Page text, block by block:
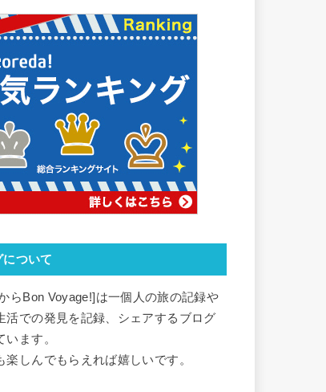
について
らBon Voyage!]は一個人の旅の記録や
活での発見を記録、シェアするブログ
います。
楽しんでもらえれば嬉しいです。